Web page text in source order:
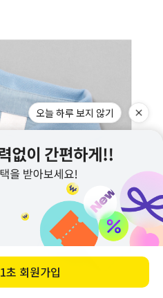
오늘 하루 보지 않기
1초 회원가입